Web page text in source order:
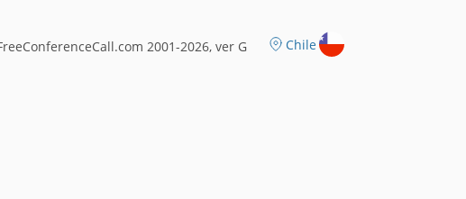
2001-2026, ver G Chile